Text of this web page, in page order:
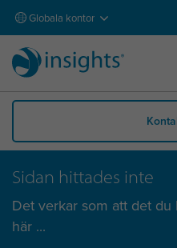
Globala kontor
Sidan hittades inte
Det verkar som att det
här ...